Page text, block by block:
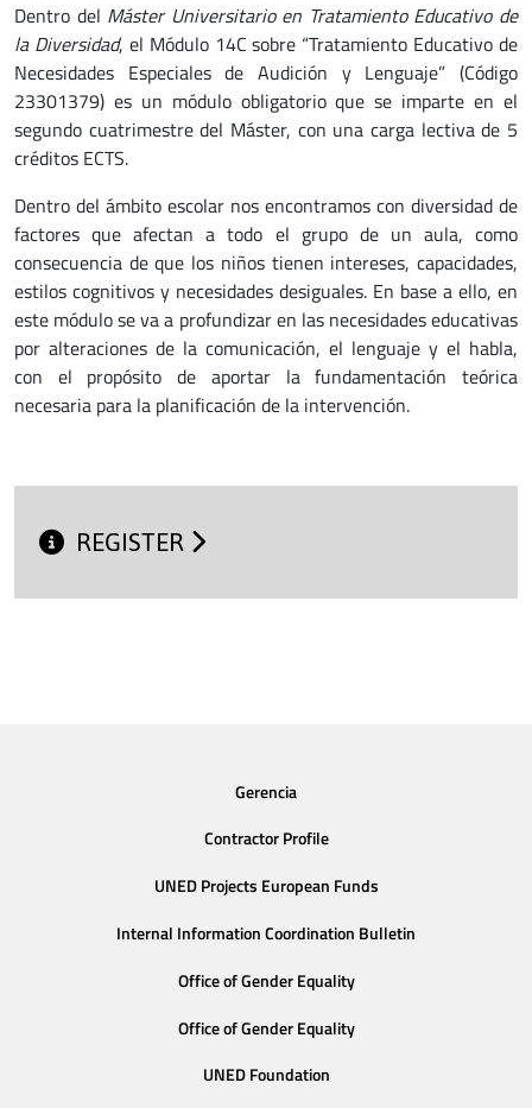
Dentro del Máster Universitario en Tratamiento Educativo de
la Diversidad, el Módulo 14C sobre “Tratamiento Educativo de
Necesidades Especiales de Audición y Lenguaje” (Código
23301379) es un módulo obligatorio que se imparte en el
segundo cuatrimestre del Máster, con una carga lectiva de 5
créditos ECTS.
Dentro del ámbito escolar nos encontramos con diversidad de
factores que afectan a todo el grupo de un aula, como
consecuencia de que los niños tienen intereses, capacidades,
estilos cognitivos y necesidades desiguales. En base a ello, en
este módulo se va a profundizar en las necesidades educativas
por alteraciones de la comunicación, el lenguaje y el habla,
con el propósito de aportar la fundamentación teórica
necesaria para la planificación de la intervención.
REGISTER
Gerencia
Contractor Profile
UNED Projects European Funds
Internal Information Coordination Bulletin
Office of Gender Equality
Office of Gender Equality
UNED Foundation